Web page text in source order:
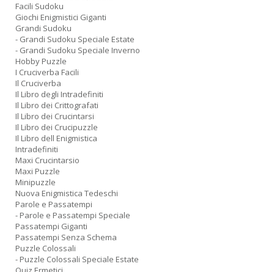
Facili Sudoku
Giochi Enigmistici Giganti
Grandi Sudoku
- Grandi Sudoku Speciale Estate
- Grandi Sudoku Speciale Inverno
Hobby Puzzle
I Cruciverba Facili
Il Cruciverba
Il Libro degli Intradefiniti
Il Libro dei Crittografati
Il Libro dei Crucintarsi
Il Libro dei Crucipuzzle
Il Libro dell Enigmistica
Intradefiniti
Maxi Crucintarsio
Maxi Puzzle
Minipuzzle
Nuova Enigmistica Tedeschi
Parole e Passatempi
- Parole e Passatempi Speciale
Passatempi Giganti
Passatempi Senza Schema
Puzzle Colossali
- Puzzle Colossali Speciale Estate